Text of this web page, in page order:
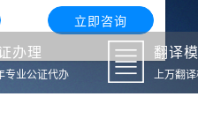
立即咨询
办理
专业公证代办
翻译
上万翻